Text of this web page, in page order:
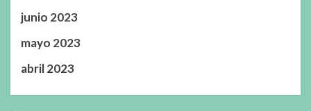
junio 2023
mayo 2023
abril 2023